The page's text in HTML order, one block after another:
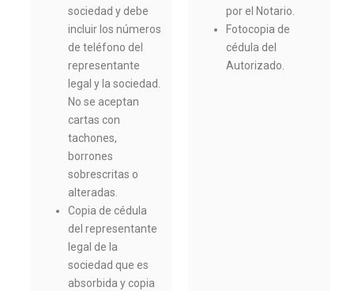
sociedad y debe
incluir los números
de teléfono del
representante
legal y la sociedad.
No se aceptan
cartas con
tachones,
borrones
sobrescritas o
alteradas.
Copia de cédula
del representante
legal de la
sociedad que es
absorbida y copia
por el Notario.
Fotocopia de
cédula del
Autorizado.